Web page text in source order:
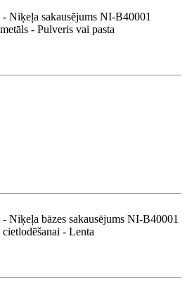
Niķeļa sakausējums NI-B40001
- Pulveris vai pasta
Niķeļa bāzes sakausējums NI-B40001
- Lenta